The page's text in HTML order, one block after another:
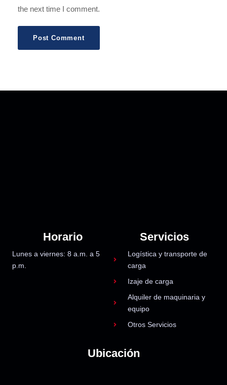
the next time I comment.
Horario
Lunes a viernes: 8 a.m. a 5
p.m.
Servicios
Logística y transporte de
carga
Izaje de carga
Alquiler de maquinaria y
equipo
Otros Servicios
Ubicación